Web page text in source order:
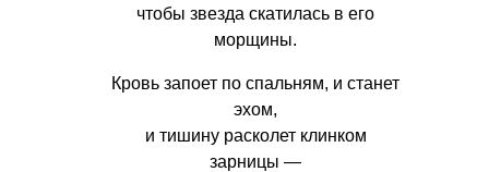
чтобы звезда скатилась в его
морщины.
Кровь запоет по спальням, и станет
эхом,
и тишину расколет клинком
зарницы —